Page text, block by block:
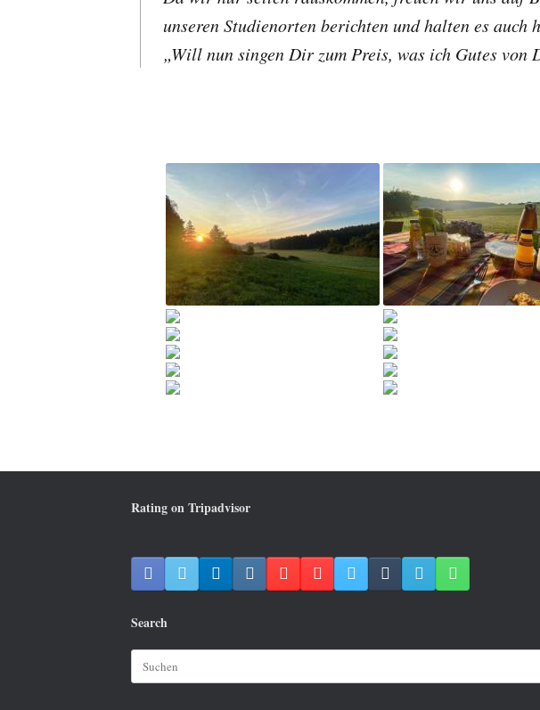
unseren Studienorten berichten und halten es auch
„Will nun singen Dir zum Preis, was ich Gutes
Rating on Tripadvisor
Search
nach: